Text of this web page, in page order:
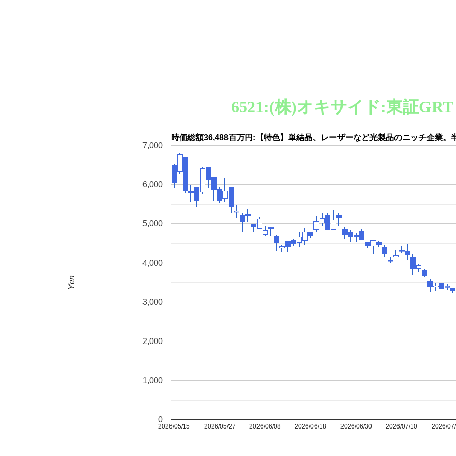
6521:(株)オキサイド:東証GRT
時価総額36,488百万円:【特色】単結晶、レーザーなど光製品のニッチ企業。
2026/05/15 2026/05/27 2026/06/08 2026/06/18 2026/06/30 2026/07/10 2026/
0
1,000
2,000
3,000
4,000
5,000
6,000
7,000
Yen